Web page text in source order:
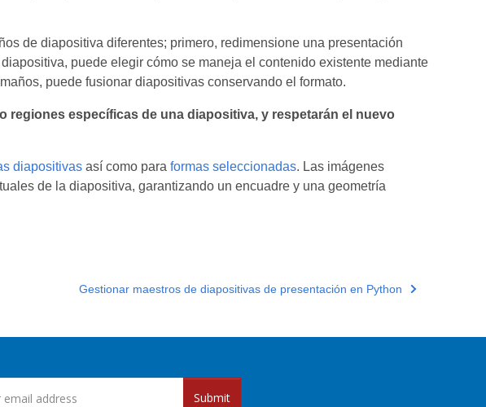
de diapositiva diferentes; primero, redimensione una presentación
puede elegir cómo se maneja el contenido existente mediante
puede fusionar diapositivas conservando el formato.
regiones específicas de una diapositiva, y respetarán el nuevo
diapositivasasí como para formas seleccionadas. Las imágenes
de la diapositiva, garantizando un encuadre y una geometría
Gestionar maestros de diapositivas de presentación en Python
Submit